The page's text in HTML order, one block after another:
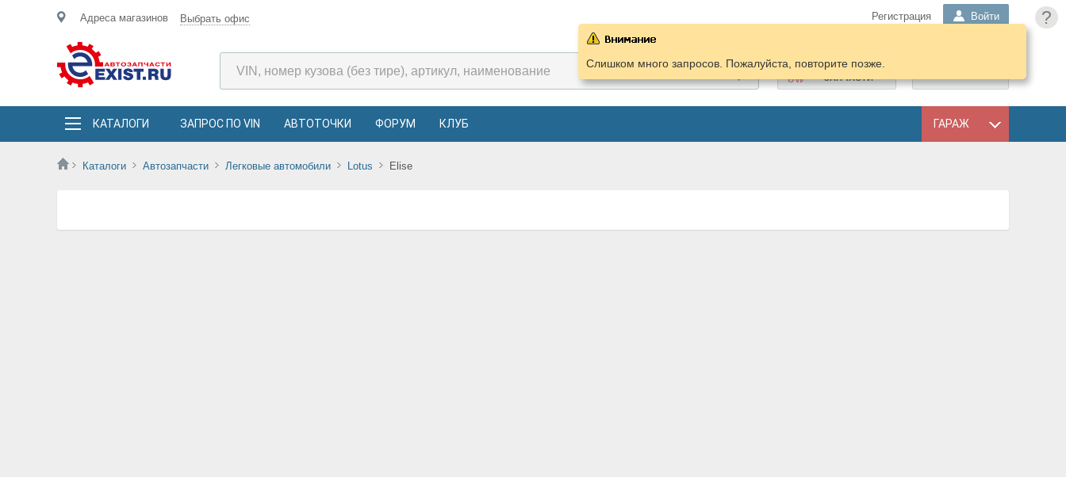
?
Адреса магазинов Выбрать офис Регистрация Войти
ПОДОБРАТЬ
ЗАПЧАСТИ
КАТАЛОГИ ЗАПРОС ПО VIN АВТОТОЧКИ ФОРУМ КЛУБ ГАРАЖ
Каталоги Автозапчасти Легковые автомобили Lotus Elise
Слишком много запросов. Пожалуйста, повторите позже.